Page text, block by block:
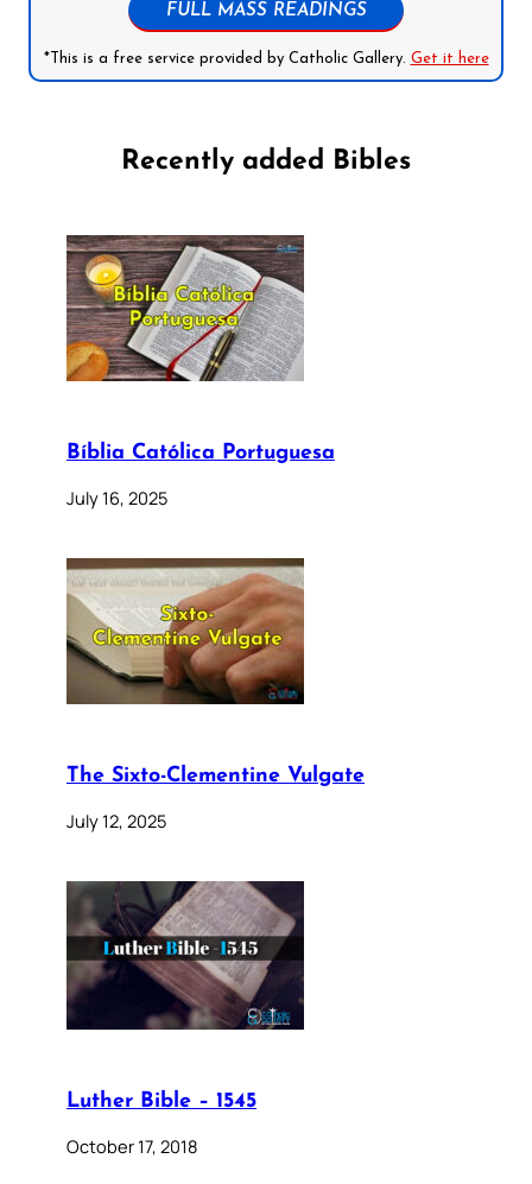
FULL MASS READINGS
*This is a free service provided by Catholic Gallery. Get it here
Recently added Bibles
Bíblia Católica Portuguesa
July 16, 2025
The Sixto-Clementine Vulgate
July 12, 2025
Luther Bible – 1545
October 17, 2018